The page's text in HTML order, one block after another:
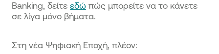
Banking, δείτε εδώ πώς μπορείτε να το κάνετε
σε λίγα μόνο βήματα.
Στη νέα Ψηφιακή Εποχή, πλέον: